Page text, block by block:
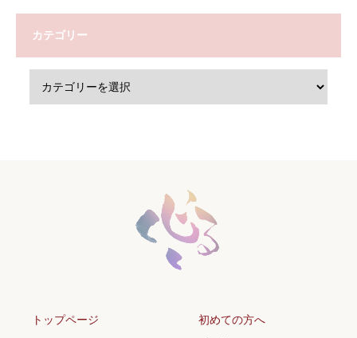
カテゴリー
トップページ 初めての方へ